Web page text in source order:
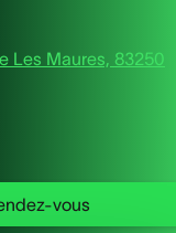
Les Maures, 83250
vous